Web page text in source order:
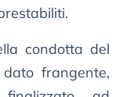
condotta del
frangente,